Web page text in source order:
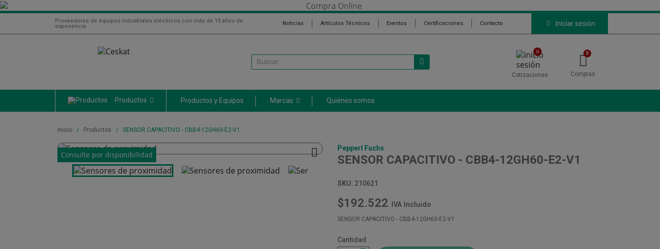
Proveedores de equipos industriales eléctricos con más de 15 años de
experiencia.
Noticias Artículos Técnicos Eventos Certificaciones Contacto Iniciar sesión
0
Cotizaciones Compras
Productos Productos y Equipos Marcas Quiénes somos
Inicio Productos SENSOR CAPACITIVO - CBB4-12GH60-E2-V1
Consulte por disponibilidad
  Pepperl Fuchs
SENSOR CAPACITIVO - CBB4-12GH60-E2-V1
SKU: 210621
$192.522 IVA Incluido
SENSOR CAPACITIVO - CBB4-12GH60-E2-V1
Cantidad